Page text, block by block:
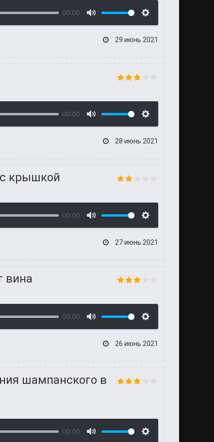
00:00
29 июнь 2021
00:00
28 июнь 2021
крышкой
00:00
27 июнь 2021
вина
00:00
26 июнь 2021
шампанского в
00:00